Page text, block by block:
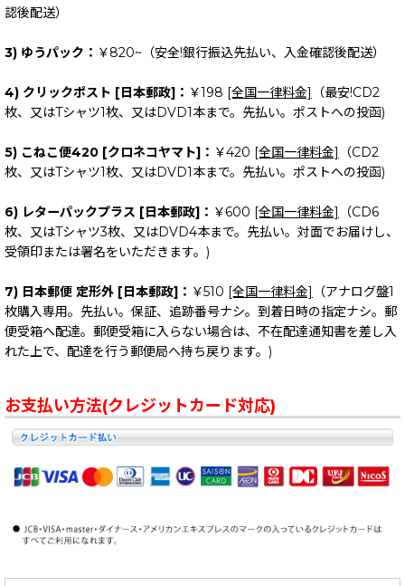
認後配送）
3) ゆうパック： ￥820~（安全!銀行振込先払い、入金確認後配送）
4) クリックポスト [日本郵政]： ￥198 [全国一律料金]
（最安!CD2
枚、又はTシャツ1枚、又はDVD1本まで。先払い。ポストへの投函)
5) こねこ便420 [クロネコヤマト]： ￥420 [全国一律料金]
（CD2
枚、又はTシャツ1枚、又はDVD1本まで。先払い。ポストへの投函)
6) レターパックプラス [日本郵政]： ￥600 [全国一律料金]
（CD6
枚、又はTシャツ3枚、又はDVD4本まで。先払い。対面でお届けし、
受領印または署名をいただきます。)
7) 日本郵便 定形外 [日本郵政]： ￥510 [全国一律料金]
（アナログ盤1
枚購入専用。先払い。保証、追跡番号ナシ。到着日時の指定ナシ。郵
便受箱へ配達。郵便受箱に入らない場合は、不在配達通知書を差し入
れた上で、配達を行う郵便局へ持ち戻ります。)
お支払い方法(クレジットカード対応)